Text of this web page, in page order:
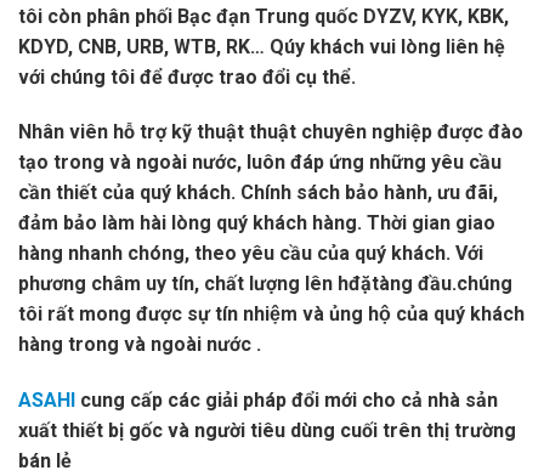
tôi còn phân phối Bạc đạn Trung quốc DYZV, KYK, KBK,
KDYD, CNB, URB, WTB, RK… Qúy khách vui lòng liên hệ
với chúng tôi để được trao đổi cụ thể.
Nhân viên hỗ trợ kỹ thuật thuật chuyên nghiệp được đào
tạo trong và ngoài nước, luôn đáp ứng những yêu cầu
cần thiết của quý khách. Chính sách bảo hành, ưu đãi,
đảm bảo làm hài lòng quý khách hàng. Thời gian giao
hàng nhanh chóng, theo yêu cầu của quý khách. Với
phương châm uy tín, chất lượng lên hđặtàng đầu.chúng
tôi rất mong được sự tín nhiệm và ủng hộ của quý khách
hàng trong và ngoài nước .
ASAHI cung cấp các giải pháp đổi mới cho cả nhà sản
xuất thiết bị gốc và người tiêu dùng cuối trên thị trường
bán lẻ